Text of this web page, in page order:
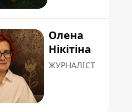
Олена
Нікітіна
ЖУРНАЛІСТ